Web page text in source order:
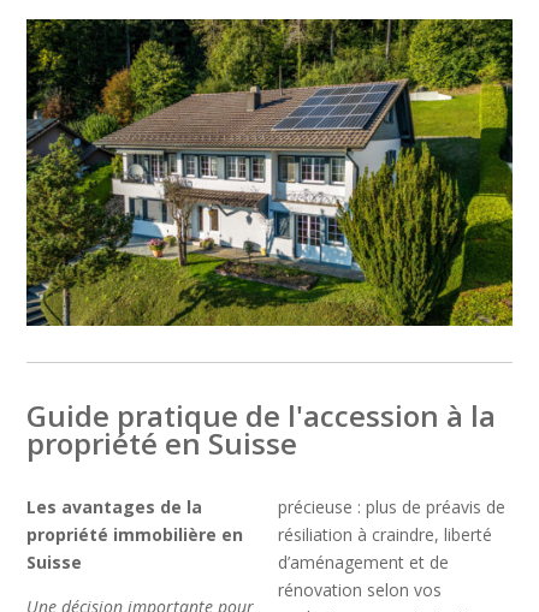
Guide pratique de l'accession à la
propriété en Suisse
Les avantages de la
propriété immobilière en
Suisse
Une décision importante pour
précieuse : plus de préavis de
résiliation à craindre, liberté
d’aménagement et de
rénovation selon vos